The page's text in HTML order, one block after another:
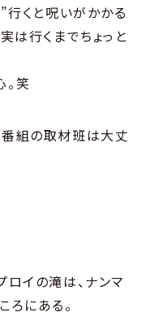
行くと呪いがかかる
は行くまでちょっと
笑
組の取材班は大丈
ロイの滝は、ナンマ
にある。